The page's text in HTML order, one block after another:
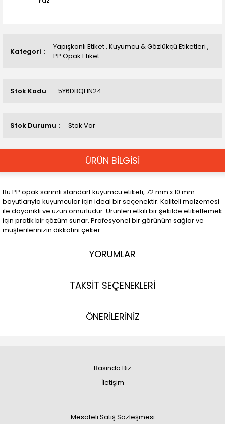
Kategori Yapışkanlı Etiket, Kuyumcu & Gözlükçü Etiketleri ,
PP Opak Etiket
Stok Kodu 5Y6DBQHN24
Stok Durumu Stok Var
ÜRÜN BİLGİSİ
Bu PP opak sarımlı standart kuyumcu etiketi, 72 mm x 10 mm
boyutlarıyla kuyumcular için ideal bir seçenektir. Kaliteli malzemesi
ile dayanıklı ve uzun ömürlüdür. Ürünleri etkili bir şekilde etiketlemek
için pratik bir çözüm sunar. Profesyonel bir görünüm sağlar ve
müşterilerinizin dikkatini çeker.
YORUMLAR
TAKSİT SEÇENEKLERİ
ÖNERİLERİNİZ
Basında Biz
İletişim
Mesafeli Satış Sözleşmesi